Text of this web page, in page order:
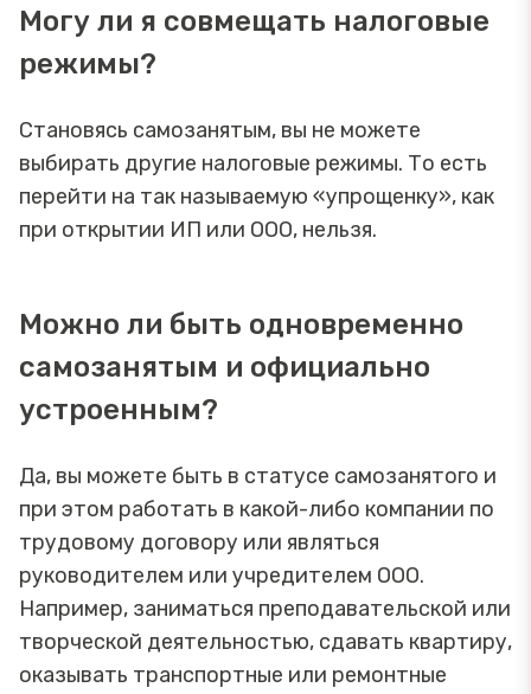
Могу ли я совмещать налоговые
режимы?
Становясь самозанятым, вы не можете
выбирать другие налоговые режимы. То есть
перейти на так называемую «упрощенку», как
при открытии ИП или ООО, нельзя.
Можно ли быть одновременно
самозанятым и официально
устроенным?
Да, вы можете быть в статусе самозанятого и
при этом работать в какой-либо компании по
трудовому договору или являться
руководителем или учредителем ООО.
Например, заниматься преподавательской или
творческой деятельностью, сдавать квартиру,
оказывать транспортные или ремонтные